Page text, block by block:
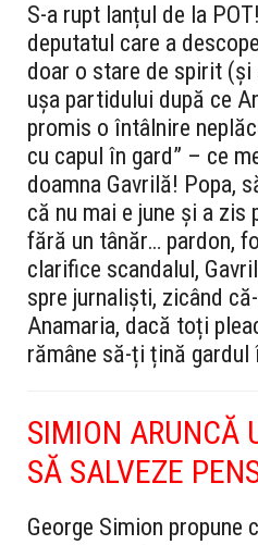
S-a rupt lanțul de la
deputatul care a
doar o stare de spirit
ușa partidului după ce
promis o întâlnire
cu capul în gard” – ce
doamna Gavrilă! Popa,
că nu mai e june și a zis
fără un tânăr… pardon,
clarifice scandalul,
spre jurnaliști, zicând
Anamaria, dacă toți
rămâne să-ți țină gardul
SIMION ARUNCĂ
SĂ SALVEZE
George Simion propune